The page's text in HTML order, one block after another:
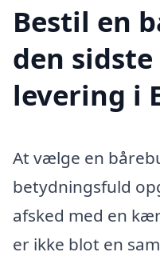
Bestil en
den
levering i
At vælge en
betydningsfuld
afsked med en
er ikke blot en